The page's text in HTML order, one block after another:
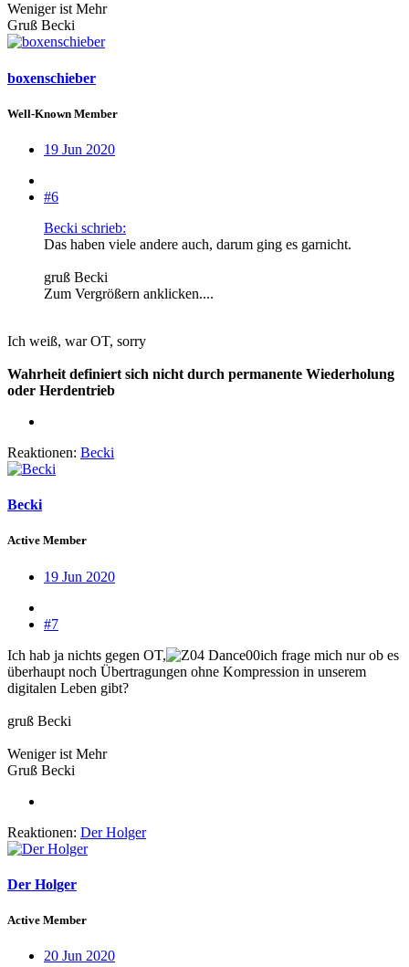
Weniger ist Mehr
Gruß Becki
boxenschieber
Well-Known Member
19 Jun 2020
#6
Becki schrieb:
Das haben viele andere auch, darum ging es garnicht.
gruß Becki
Zum Vergrößern anklicken....
Ich weiß, war OT, sorry
Wahrheit definiert sich nicht durch permanente Wiederholung
oder Herdentrieb
Reaktionen: Becki
Becki
Active Member
19 Jun 2020
#7
Ich hab ja nichts gegen OT,
ich frage mich nur ob es
überhaupt noch Übertragungen ohne Kompression in unserem
digitalen Leben gibt?
gruß Becki
Weniger ist Mehr
Gruß Becki
Reaktionen: Der Holger
Der Holger
Active Member
20 Jun 2020